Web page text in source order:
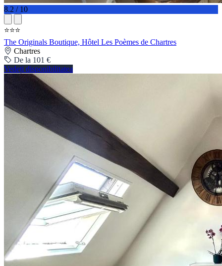
8.2 / 10
⭐⭐⭐
The Originals Boutique, Hôtel Les Poèmes de Chartres
Chartres
De la 101 €
Vedeți disponibilitatea